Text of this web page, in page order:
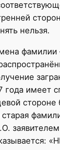
нельзя.
фамилии
года имеет
стороне
старая